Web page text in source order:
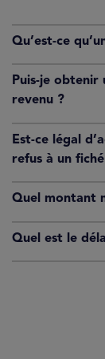
Qu’est-ce
Puis-je obtenir
revenu ?
Est-ce légal
refus à un
Quel montant
Quel est le